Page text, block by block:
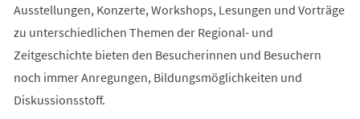
Ausstellungen, Konzerte, Workshops, Lesungen und Vorträge
zu unterschiedlichen Themen der Regional- und
Zeitgeschichte bieten den Besucherinnen und Besuchern
noch immer Anregungen, Bildungsmöglichkeiten und
Diskussionsstoff.